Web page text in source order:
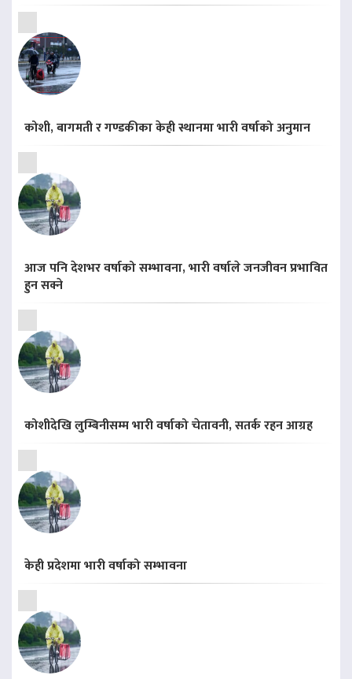
कोशी, बागमती र गण्डकीका केही स्थानमा भारी वर्षाको अनुमान
आज पनि देशभर वर्षाको सम्भावना, भारी वर्षाले जनजीवन प्रभावित
हुन सक्ने
कोशीदेखि लुम्बिनीसम्म भारी वर्षाको चेतावनी, सतर्क रहन आग्रह
केही प्रदेशमा भारी वर्षाको सम्भावना